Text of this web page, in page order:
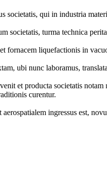
societatis, qui in industria
societatis, turma technica
et fornacem liquefactionis in
ubi nunc laboramus,
et producta societatis
curentur.
ingressus est,